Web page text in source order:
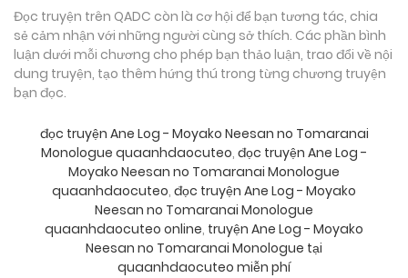
Đọc truyện trên QADC còn là cơ hội để bạn tương tác, chia
sẻ cảm nhận với những người cùng sở thích. Các phần bình
luận dưới mỗi chương cho phép bạn thảo luận, trao đổi về nội
dung truyện, tạo thêm hứng thú trong từng chương truyện
bạn đọc.
đọc truyện Ane Log - Moyako Neesan no Tomaranai
Monologue quaanhdaocuteo, đọc truyện Ane Log -
Moyako Neesan no Tomaranai Monologue
quaanhdaocuteo, đọc truyện Ane Log - Moyako
Neesan no Tomaranai Monologue
quaanhdaocuteo online, truyện Ane Log - Moyako
Neesan no Tomaranai Monologue tại
quaanhdaocuteo miễn phí